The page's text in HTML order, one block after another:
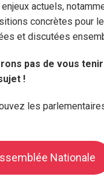
actuels,
concrètes pour
et discutées
pas de vous
!
les
Nationale